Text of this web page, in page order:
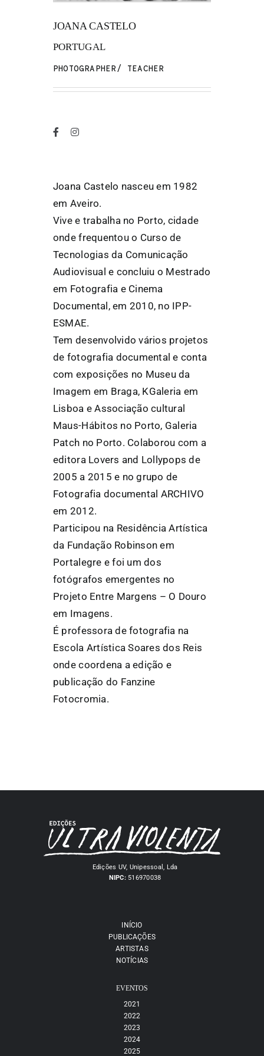
FANZINETECA.PTJOANA CASTELO
PORTUGAL
PHOTOGRAPHER/ TEACHER
Joana Castelo nasceu em 1982
em Aveiro.
Vive e trabalha no Porto, cidade
onde frequentou o Curso de
Tecnologias da Comunicação
Audiovisual e concluiu o Mestrado
em Fotografia e Cinema
Documental, em 2010, no IPP-
ESMAE.
Tem desenvolvido vários projetos
de fotografia documental e conta
com exposições no Museu da
Imagem em Braga, KGaleria em
Lisboa e Associação cultural
Maus-Hábitos no Porto, Galeria
Patch no Porto. Colaborou com a
editora Lovers and Lollypops de
2005 a 2015 e no grupo de
Fotografia documental ARCHIVO
em 2012.
Participou na Residência Artística
da Fundação Robinson em
Portalegre e foi um dos
fotógrafos emergentes no
Projeto Entre Margens – O Douro
em Imagens.
É professora de fotografia na
Escola Artística Soares dos Reis
onde coordena a edição e
publicação do Fanzine
Fotocromia.
Edições UV, Unipessoal, Lda
NIPC:516970038
INÍCIO
PUBLICAÇÕES
ARTISTAS
NOTÍCIAS
EVENTOS
2021
2022
2023
2024
2025